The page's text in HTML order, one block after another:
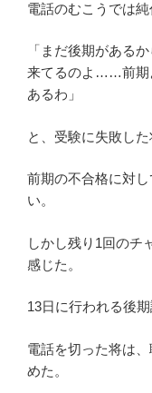
電話のむこうでは
「まだ後期がある
来てるのよ……前期
あるわ」
と、受験に失敗し
前期の不合格に対
い。
しかし残り1回のチ
感じた。
13日に行われる後
電話を切った将は
めた。